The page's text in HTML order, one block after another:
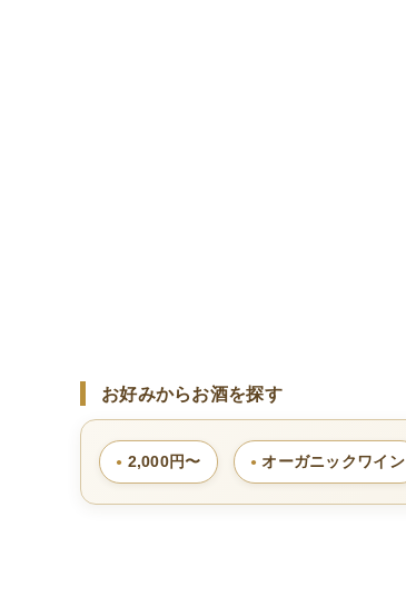
お好みからお酒を探す
2,000円〜 オーガニックワイン